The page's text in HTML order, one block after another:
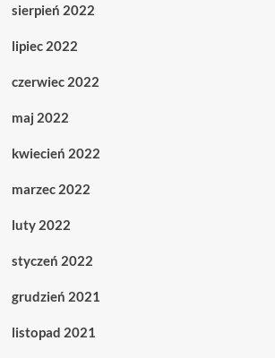
sierpień 2022
lipiec 2022
czerwiec 2022
maj 2022
kwiecień 2022
marzec 2022
luty 2022
styczeń 2022
grudzień 2021
listopad 2021